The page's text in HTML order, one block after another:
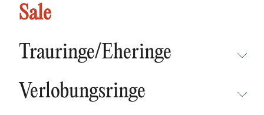
Sale
Trauringe/Eheringe
NEUHEITEN
Verlobungsringe